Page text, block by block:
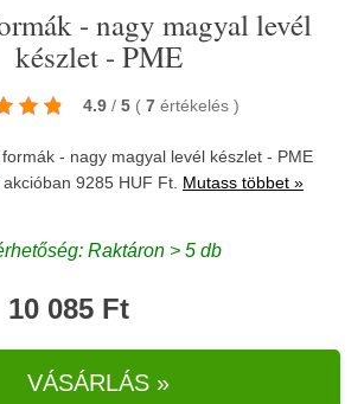
- nagy magyal levél
készlet - PME
4.9 / 5 ( 7 értékelés )
- nagy magyal levél készlet - PME
akcióban 9285 HUF Ft. Mutass többet »
Raktáron > 5 db
10 085 Ft
VÁSÁRLÁS »